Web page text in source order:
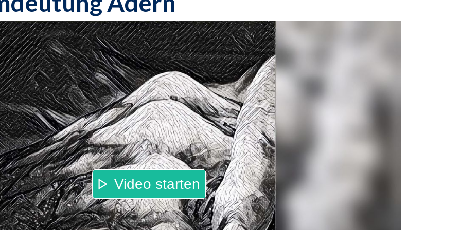
Video starten